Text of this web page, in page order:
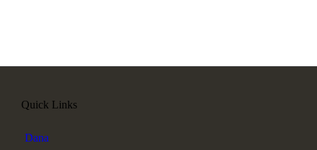
Quick Links
Dana